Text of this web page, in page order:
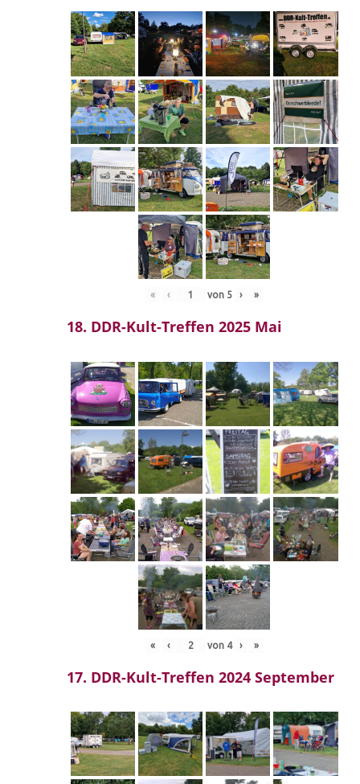
« ‹ von 5 › »
18. DDR-Kult-Treffen 2025 Mai
« ‹ von 4 › »
17. DDR-Kult-Treffen 2024 September